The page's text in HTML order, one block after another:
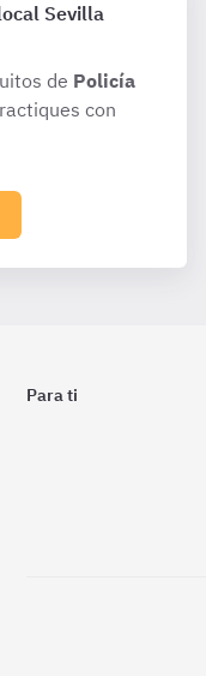
Sevilla
de Policía
con
Para ti